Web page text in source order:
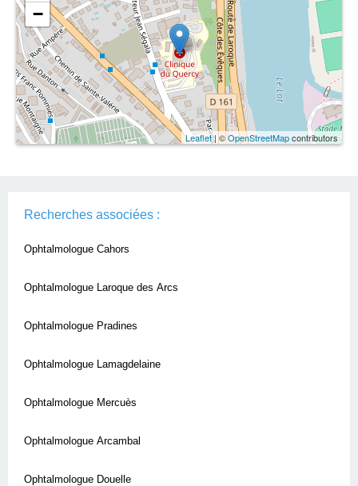
−
Leaflet| ©OpenStreetMapcontributors
Recherches associées :
Ophtalmologue Cahors
Ophtalmologue Laroque des Arcs
Ophtalmologue Pradines
Ophtalmologue Lamagdelaine
Ophtalmologue Mercuès
Ophtalmologue Arcambal
Ophtalmologue Douelle